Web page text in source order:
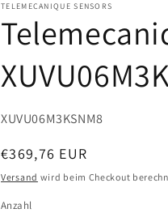
TELEMECANIQUE SENSORS
SKU:
XUVU06M3KSNM8
Normaler
Preis
€369,76 EUR
Versand wird beim Checkout
Anzahl